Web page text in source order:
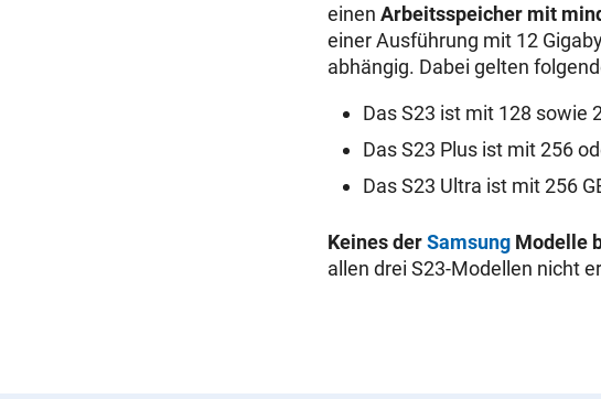
einen Arbeitsspeicher mit
einer Ausführung mit 12
abhängig. Dabei gelten
Das S23 ist mit 128 sowie
Das S23 Plus ist mit 256
Das S23 Ultra ist mit 256
Keines derSamsung Modelle
allen drei S23-Modellen nicht